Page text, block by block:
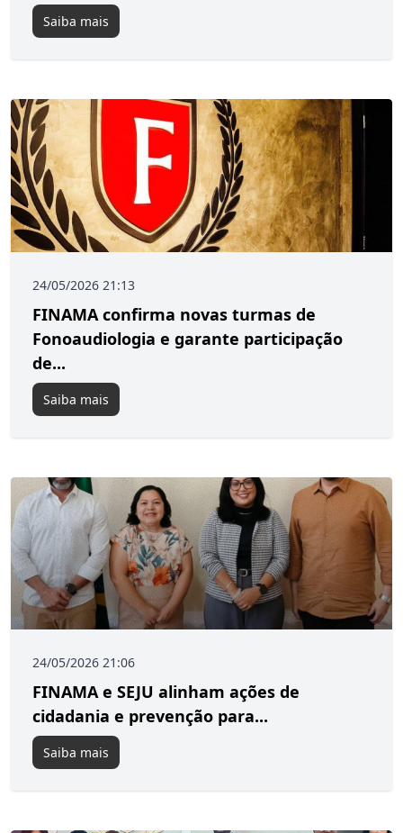
Saiba mais
24/05/2026 21:13
FINAMA confirma novas turmas de
Fonoaudiologia e garante participação
de...
Saiba mais
24/05/2026 21:06
FINAMA e SEJU alinham ações de
cidadania e prevenção para...
Saiba mais